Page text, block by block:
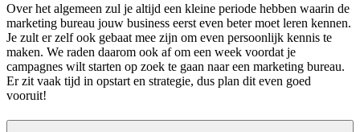
Over het algemeen zul je altijd een kleine periode hebben waarin de
marketing bureau jouw business eerst even beter moet leren kennen.
Je zult er zelf ook gebaat mee zijn om even persoonlijk kennis te
maken. We raden daarom ook af om een week voordat je
campagnes wilt starten op zoek te gaan naar een marketing bureau.
Er zit vaak tijd in opstart en strategie, dus plan dit even goed
vooruit!